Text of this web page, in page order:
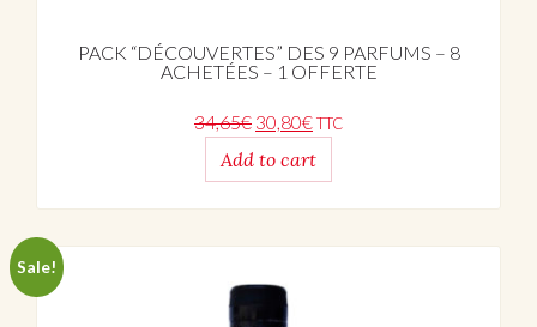
PACK “DÉCOUVERTES” DES 9 PARFUMS – 8
ACHETÉES – 1 OFFERTE
34,65€ Original price was: 34,65€.
30,80€Current price is: 30,80€.
TTC
Add to cart
Sale!